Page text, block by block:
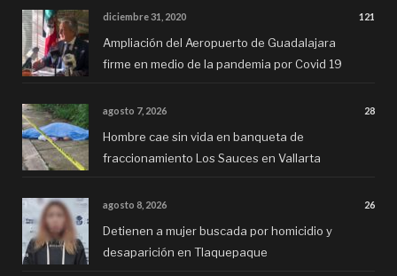
diciembre 31, 2020 121
Ampliación del Aeropuerto de Guadalajara
firme en medio de la pandemia por Covid 19
agosto 7, 2026 28
Hombre cae sin vida en banqueta de
fraccionamiento Los Sauces en Vallarta
agosto 8, 2026 26
Detienen a mujer buscada por homicidio y
desaparición en Tlaquepaque